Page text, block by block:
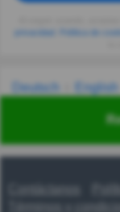
privacidad
Deutsch English
Contáctanos
Términos y